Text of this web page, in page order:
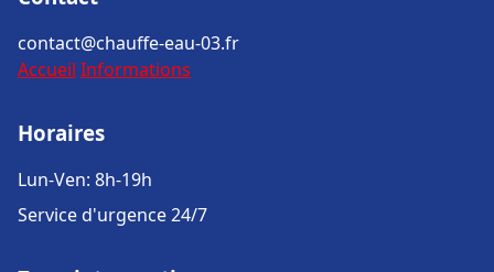
contact@chauffe-eau-03.fr
Accueil Informations
Horaires
Lun-Ven: 8h-19h
Service d'urgence 24/7